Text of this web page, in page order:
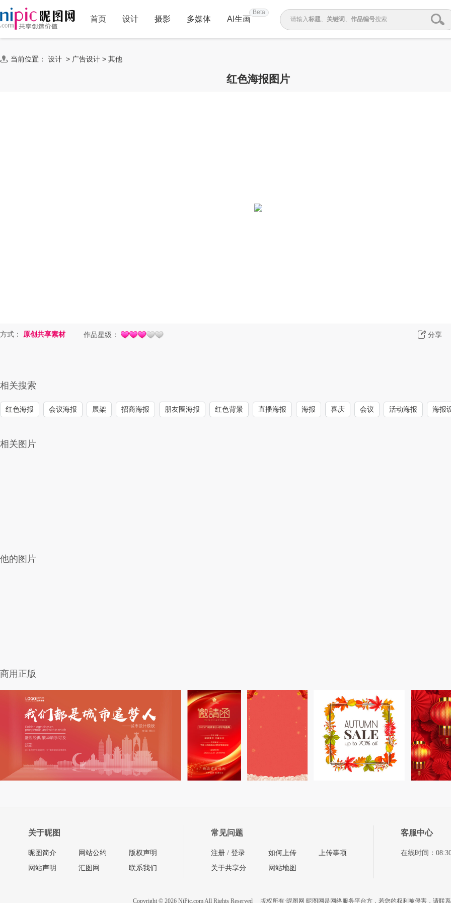
首页 设计 摄影 多媒体 AI生画
Beta
请输入标题、 关键词 、 作品编号搜索
当前位置： 设计 > 广告设计 > 其他
红色海报图片
分享
方式： 原创共享素材 作品星级：
相关搜索
红色海报 会议海报 展架 招商海报 朋友圈海报 红色背景 直播海报 海报 喜庆 会议 活动海报 海报
相关图片
他的图片
商用正版
关于昵图
昵图简介
网站声明
网站公约
汇图网
版权声明
联系我们
常见问题
注册 / 登录
关于共享分
如何上传
网站地图
上传事项
客服中心
在线时间：
Copyright © 2026 NiPic.com All Rights Reserved 版权所有·昵图网 昵图网是网络服务平台方，若您的权利被侵害，请联